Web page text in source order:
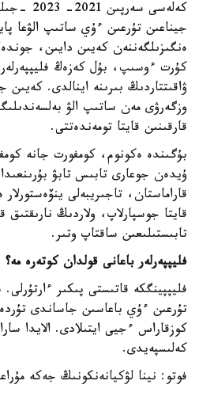
كەلەسى
جيناعىن تۇرعىن ءۇي ساتىپ الۋعا
ەنگىزىلگەننەن كەيىن دايىن،
كۇرت ءوسىپ، بۇل كەزەڭ
ۋاقىتتاردىڭ بىرىنە اينالدى.
وزگەرۋى مەن ساتىپ الۋ
قارقىنىن قايتا تومەندەتتى.
بۇگىندە ەكونوم، كومفورت جانە
ۇيدەن جوعارى تابىس تابۋ
قاراماستان، تاجىريبەلى
قايتا جوسپارلاپ، ولاردىڭ نارىقتىق
تابىستىلىعىن ساقتاپ وتىر.
فليپپەرلەر باعانى قولدان كوتەرە مە؟
فليپپينگكە قاتىستى پىكىر
تۇرعىن ءۇي باعاسىن جاساندى
كوزقاراس ءجيى ايتىلادى. الايدا
كەلىسپەيدى.
فوتو: نينا لۋكيانەنكونىڭ جەكە